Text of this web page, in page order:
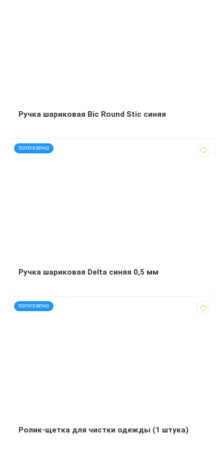
Ручка шариковая Bic Round Stic синяя
ПОПУЛЯРНО
код: 92191
Ручка шариковая Delta синяя 0,5 мм
ПОПУЛЯРНО
код: 31084
Ролик-щетка для чистки одежды (1 штука)